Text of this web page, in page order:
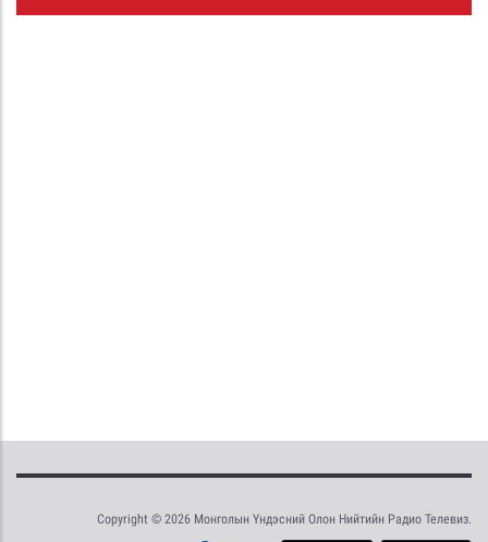
Copyright © 2026 Монголын Үндэсний Олон Нийтийн Радио Телевиз.